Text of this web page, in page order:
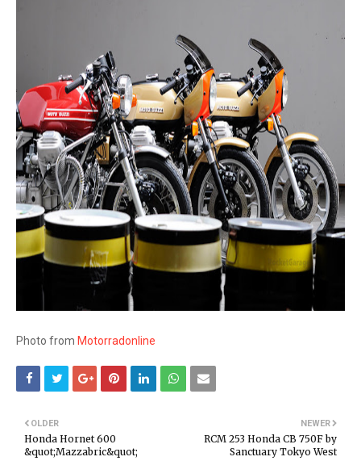
Photo from Motorradonline
NEWER
RCM 253 Honda CB 750F by
Sanctuary Tokyo West
OLDER
Honda Hornet 600
&quot;Mazzabric&quot;